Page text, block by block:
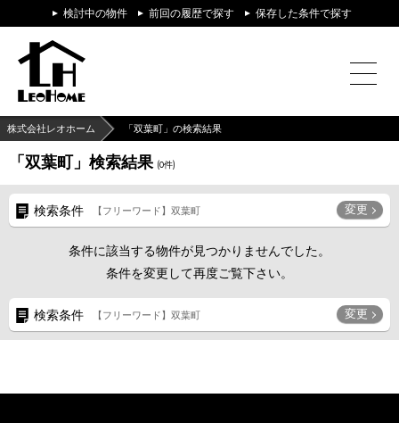
検討中の物件 前回の履歴で探す 保存した条件で探す
株式会社レオホーム 「双葉町」の検索結果
「双葉町」検索結果 (0件)
検索条件 【フリーワード】双葉町 変更
条件に該当する物件が見つかりませんでした。
条件を変更して再度ご覧下さい。
検索条件 【フリーワード】双葉町 変更